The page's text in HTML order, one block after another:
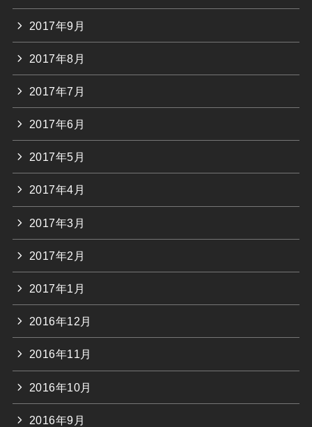
2017年9月
2017年8月
2017年7月
2017年6月
2017年5月
2017年4月
2017年3月
2017年2月
2017年1月
2016年12月
2016年11月
2016年10月
2016年9月